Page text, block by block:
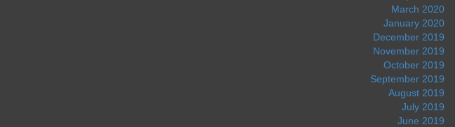
March 2020
January 2020
December 2019
November 2019
October 2019
September 2019
August 2019
July 2019
June 2019